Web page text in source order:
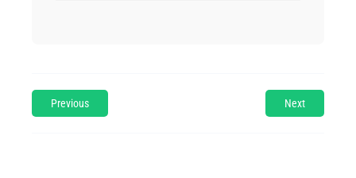
Previous Next